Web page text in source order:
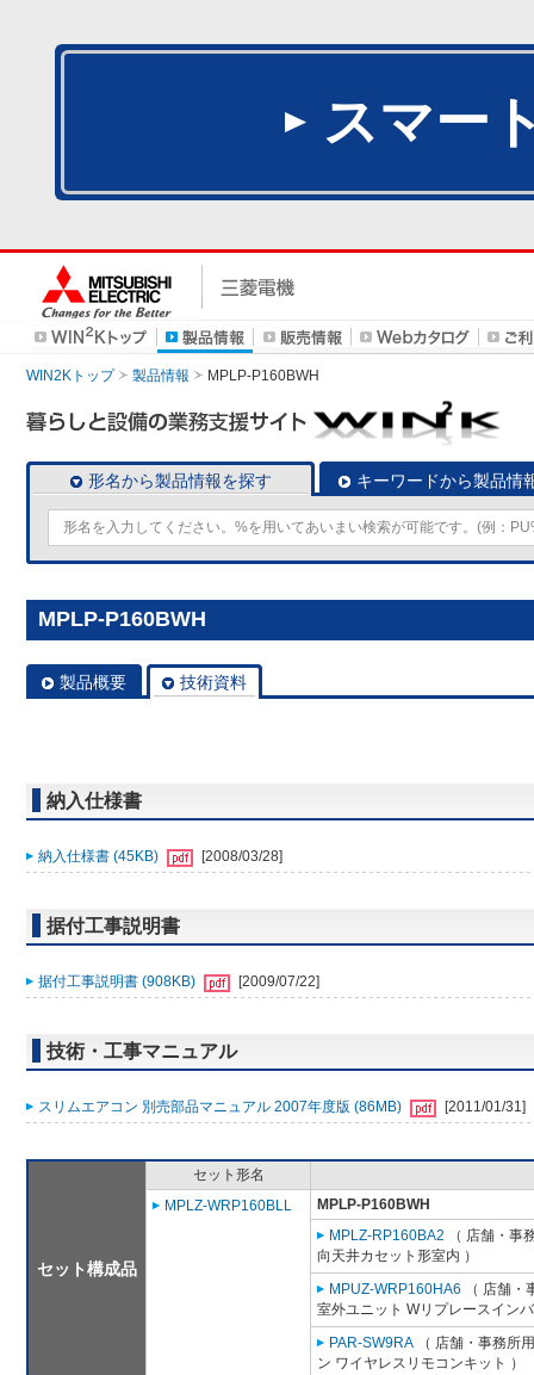
スマー
WIN2Kトップ 製品情報 MPLP-P160BWH
形名から製品情報を探す キーワードから製品情
MPLP-P160BWH
製品概要 技術資料
納入仕様書
納入仕様書 (45KB) [2008/03/28]
据付工事説明書
据付工事説明書 (908KB) [2009/07/22]
技術・工事マニュアル
スリムエアコン 別売部品マニュアル 2007年度版 (86MB) [2011/01/31]
セット構成品
セット形名
MPLZ-WRP160BLL
MPLP-P160BWH
MPLZ-RP160BA2 （ 店舗・事
向天井カセット形室内 ）
MPUZ-WRP160HA6 （ 店舗・
室外ユニット Wリプレースイン
PAR-SW9RA （ 店舗・事務所
ン ワイヤレスリモコンキット ）